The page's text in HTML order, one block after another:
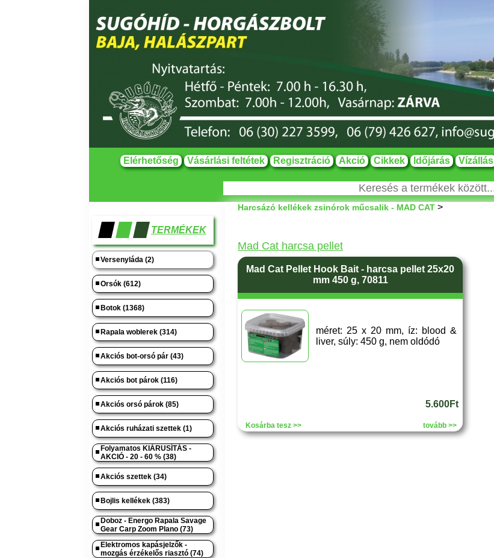
Elérhetőség Vásárlási feltétek Regisztráció Akció Cikkek Időjárás Vízállás
TERMÉKEK
Versenyláda (2)
Orsók (612)
Botok (1368)
Rapala woblerek (314)
Akciós bot-orsó pár (43)
Akciós bot párok (116)
Akciós orsó párok (85)
Akciós ruházati szettek (1)
Folyamatos KIÁRUSÍTÁS -
AKCIÓ - 20 - 60 % (38)
Akciós szettek (34)
Bojlis kellékek (383)
Doboz - Energo Rapala Savage
Gear Carp Zoom Plano (73)
Elektromos kapásjelzők -
mozgás érzékelős riasztó (74)
Harcsázó kellékek zsinórok műcsalik - MAD CAT >
Mad Cat harcsa pellet
Mad Cat Pellet Hook Bait - harcsa pellet 25x20
mm 450 g, 70811
méret: 25 x 20 mm, íz: blood &
liver, súly: 450 g, nem oldódó
5.600Ft
Kosárba tesz >> tovább >>